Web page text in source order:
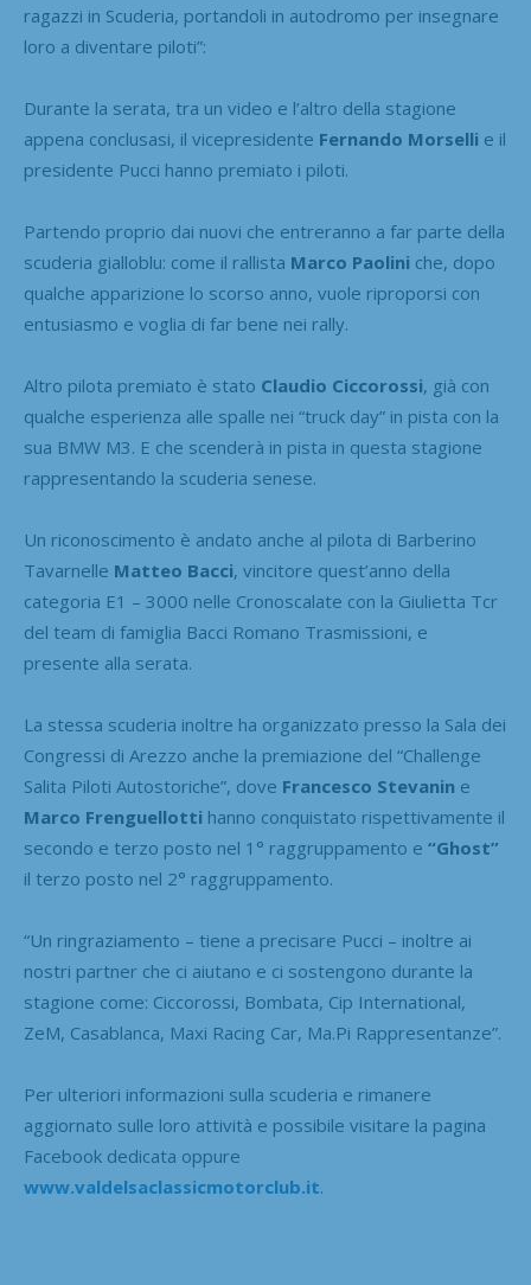
ragazzi in Scuderia, portandoli in autodromo per insegnare
loro a diventare piloti”:
Durante la serata, tra un video e l’altro della stagione
appena conclusasi, il vicepresidente Fernando Morselli e il
presidente Pucci hanno premiato i piloti.
Partendo proprio dai nuovi che entreranno a far parte della
scuderia gialloblu: come il rallista Marco Paolini che, dopo
qualche apparizione lo scorso anno, vuole riproporsi con
entusiasmo e voglia di far bene nei rally.
Altro pilota premiato è stato Claudio Ciccorossi, già con
qualche esperienza alle spalle nei “truck day” in pista con la
sua BMW M3. E che scenderà in pista in questa stagione
rappresentando la scuderia senese.
Un riconoscimento è andato anche al pilota di Barberino
Tavarnelle Matteo Bacci, vincitore quest’anno della
categoria E1 – 3000 nelle Cronoscalate con la Giulietta Tcr
del team di famiglia Bacci Romano Trasmissioni, e
presente alla serata.
La stessa scuderia inoltre ha organizzato presso la Sala dei
Congressi di Arezzo anche la premiazione del “Challenge
Salita Piloti Autostoriche”, dove Francesco Stevanin e
Marco Frenguellotti hanno conquistato rispettivamente il
secondo e terzo posto nel 1° raggruppamento e “Ghost”
il terzo posto nel 2° raggruppamento.
“Un ringraziamento – tiene a precisare Pucci – inoltre ai
nostri partner che ci aiutano e ci sostengono durante la
stagione come: Ciccorossi, Bombata, Cip International,
ZeM, Casablanca, Maxi Racing Car, Ma.Pi Rappresentanze”.
Per ulteriori informazioni sulla scuderia e rimanere
aggiornato sulle loro attività e possibile visitare la pagina
Facebook dedicata oppure
www.valdelsaclassicmotorclub.it.